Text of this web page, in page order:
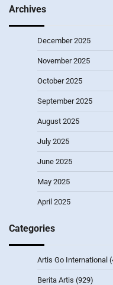
Archives
December 2025
November 2025
October 2025
September 2025
August 2025
July 2025
June 2025
May 2025
April 2025
Categories
Artis Go International
Berita Artis (929)